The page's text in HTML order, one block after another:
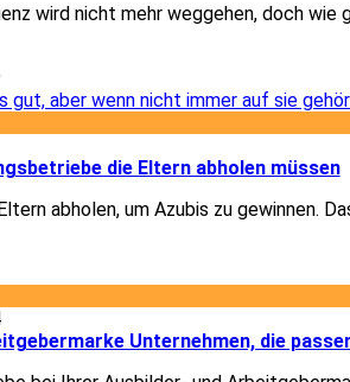
wird nicht mehr weggehen, doch wie
die Eltern abholen müssen
abholen, um Azubis zu gewinnen.
Unternehmen, die